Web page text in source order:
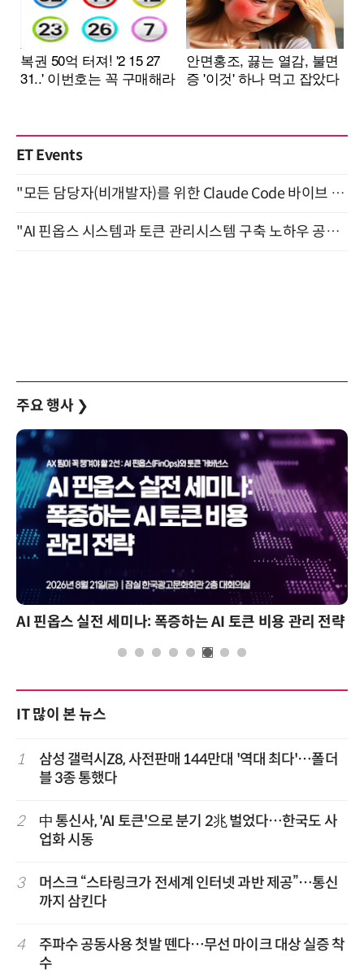
ET Events
"모든 담당자(비개발자)를 위한 Claude Code 바이브 코딩 2-day 부트캠프" 9월 16~17일 개최
"AI 핀옵스 시스템과 토큰 관리시스템 구축 노하우 공개" 잠실 한국광고문화회관 2층 대회의실 (8/21)
주요 행사 ❯
AI 핀옵스 실전 세미나: 폭증하는 AI 토큰 비용 관리 전략
IT 많이 본 뉴스
1
삼성 갤럭시Z8, 사전판매 144만대 '역대 최다'…폴더
블 3종 통했다
2
中 통신사, 'AI 토큰'으로 분기 2兆 벌었다…한국도 사
업화 시동
3
머스크 “스타링크가 전세계 인터넷 과반 제공”…통신
까지 삼킨다
4
주파수 공동사용 첫발 뗀다…무선 마이크 대상 실증 착
수